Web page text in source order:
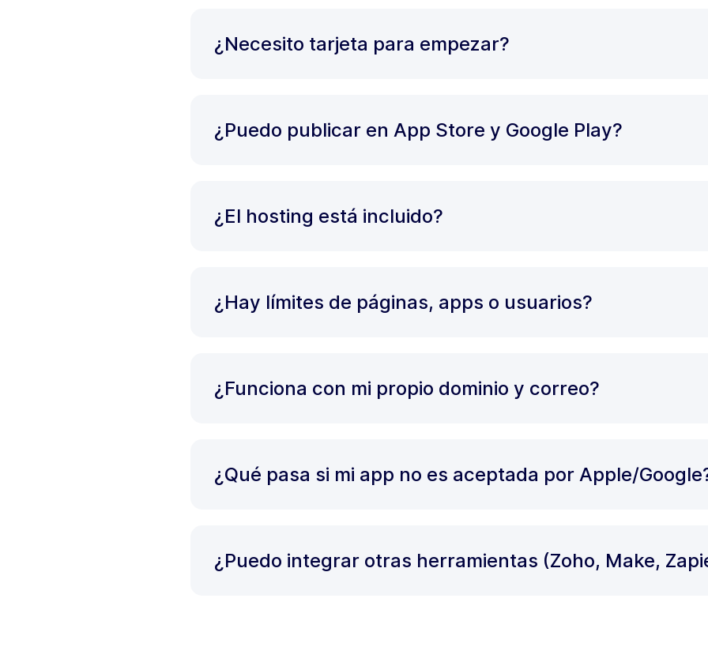
¿Necesito tarjeta para empezar?
¿Puedo publicar en App Store y Google Play?
¿El hosting está incluido?
¿Hay límites de páginas, apps o usuarios?
¿Funciona con mi propio dominio y correo?
¿Qué pasa si mi app no es aceptada por Apple/
¿Puedo integrar otras herramientas (Zoho, Make,